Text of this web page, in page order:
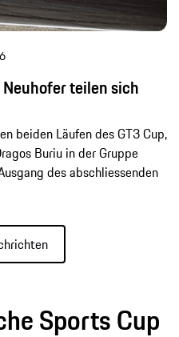
teilen sich
beiden Läufen des GT3 Cup,
Buriu in der Gruppe
des abschliessenden
Sports Cup